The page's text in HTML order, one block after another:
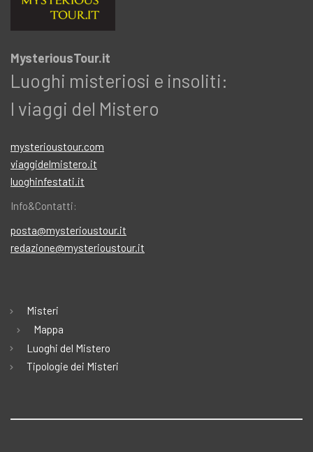
MysteriousTour.it
Luoghi misteriosi e insoliti:
I viaggi del Mistero
mysterioustour.com
viaggidelmistero.it
luoghinfestati.it
Info&Contatti:
posta@mysterioustour.it
redazione@mysterioustour.it
Misteri
Mappa
Luoghi del Mistero
Tipologie dei Misteri